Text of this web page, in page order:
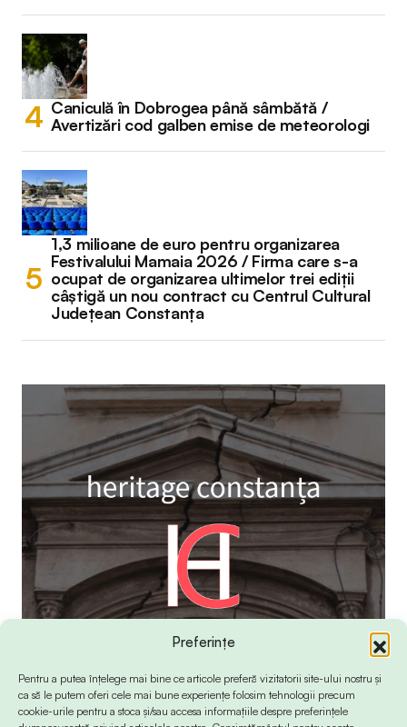
Preferințe
Pentru a putea înțelege mai bine ce articole preferă vizitatorii site-ului nostru și
ca să le putem oferi cele mai bune experiențe folosim tehnologii precum
cookie-urile pentru a stoca și/sau accesa informațiile despre preferințele
Caniculă în Dobrogea până sâmbătă /
Avertizări cod galben emise de meteorologi
1,3 milioane de euro pentru organizarea
Festivalului Mamaia 2026 / Firma care s-a
ocupat de organizarea ultimelor trei ediții
câștigă un nou contract cu Centrul Cultural
Județean Constanța